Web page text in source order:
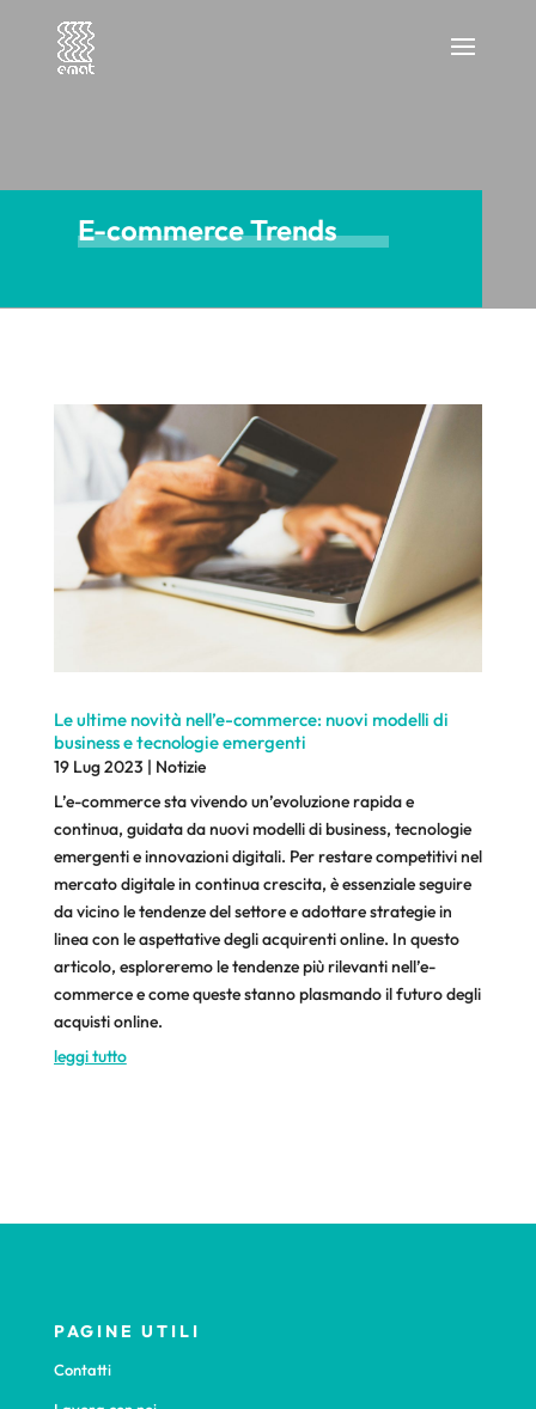
E-commerce Trends
Le ultime novità nell’e-commerce: nuovi modelli di
business e tecnologie emergenti
19 Lug 2023 | Notizie
L’e-commerce sta vivendo un’evoluzione rapida e
continua, guidata da nuovi modelli di business, tecnologie
emergenti e innovazioni digitali. Per restare competitivi nel
mercato digitale in continua crescita, è essenziale seguire
da vicino le tendenze del settore e adottare strategie in
linea con le aspettative degli acquirenti online. In questo
articolo, esploreremo le tendenze più rilevanti nell’e-
commerce e come queste stanno plasmando il futuro degli
acquisti online.
leggi tutto
PAGINE UTILI
Contatti